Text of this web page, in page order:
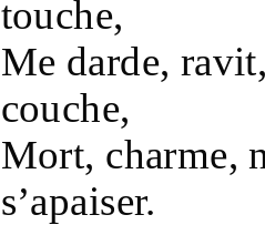
touche,
Me darde,
couche,
Mort, charme,
s’apaiser.